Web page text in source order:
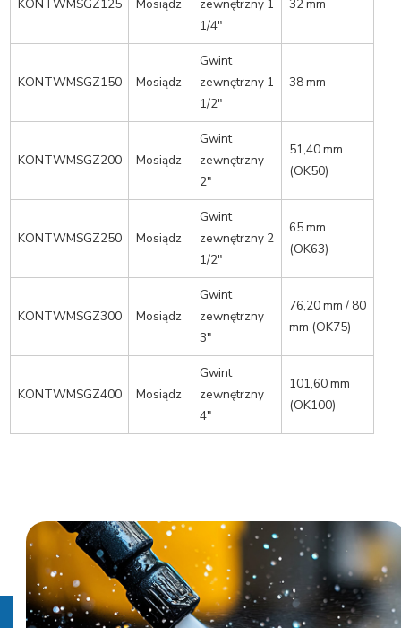
KONTWMSGZ125 Mosiądz
zewnętrzny 1
1/4″
32 mm
KONTWMSGZ150 Mosiądz
Gwint
zewnętrzny 1
1/2″
38 mm
KONTWMSGZ200 Mosiądz
Gwint
zewnętrzny
2″
51,40 mm
(OK50)
KONTWMSGZ250 Mosiądz
Gwint
zewnętrzny 2
1/2″
65 mm
(OK63)
KONTWMSGZ300 Mosiądz
Gwint
zewnętrzny
3″
76,20 mm / 80
mm (OK75)
KONTWMSGZ400 Mosiądz
Gwint
zewnętrzny
4″
101,60 mm
(OK100)